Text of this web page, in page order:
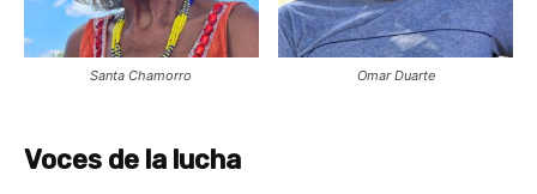
Santa Chamorro Omar Duarte
Voces de la lucha